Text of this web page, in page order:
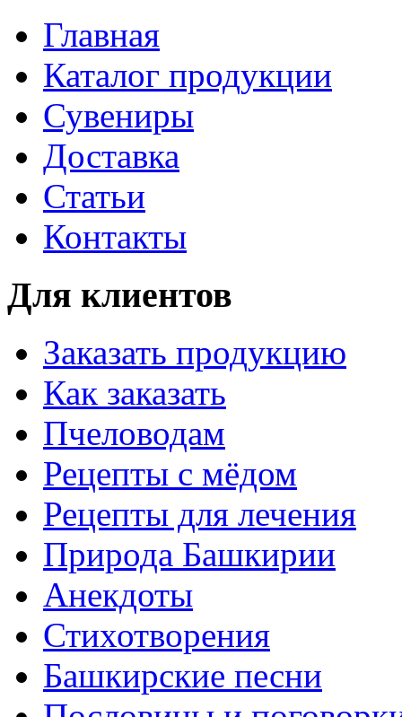
Главная
Каталог продукции
Сувениры
Доставка
Статьи
Контакты
Для клиентов
Заказать продукцию
Как заказать
Пчеловодам
Рецепты с мёдом
Рецепты для лечения
Природа Башкирии
Анекдоты
Стихотворения
Башкирские песни